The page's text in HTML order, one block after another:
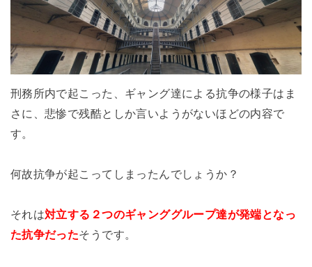
刑務所内で起こった、ギャング達による抗争の様子はま
さに、悲惨で残酷としか言いようがないほどの内容で
す。
何故抗争が起こってしまったんでしょうか？
それは対立する２つのギャンググループ達が発端となっ
た抗争だったそうです。